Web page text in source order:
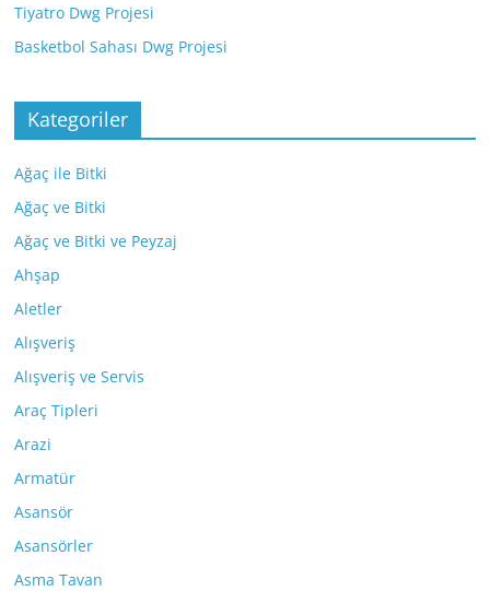
Tiyatro Dwg Projesi
Basketbol Sahası Dwg Projesi
Kategoriler
Ağaç ile Bitki
Ağaç ve Bitki
Ağaç ve Bitki ve Peyzaj
Ahşap
Aletler
Alışveriş
Alışveriş ve Servis
Araç Tipleri
Arazi
Armatür
Asansör
Asansörler
Asma Tavan